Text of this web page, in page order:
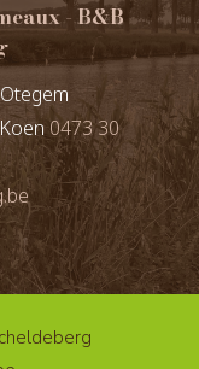
- B&B
0473 30